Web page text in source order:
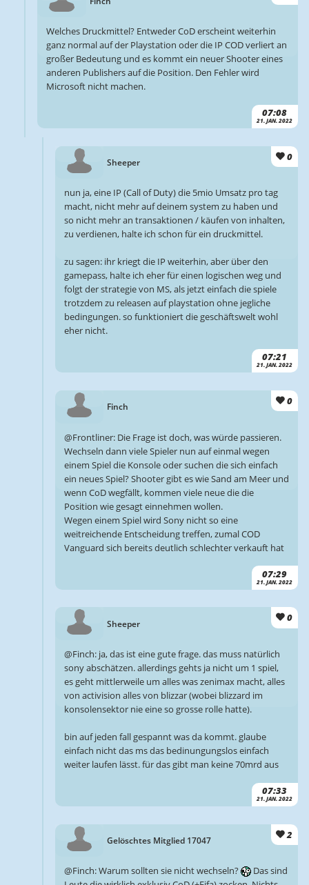
07:08
21. JAN. 2022
Welches Druckmittel? Entweder CoD erscheint weiterhin
ganz normal auf der Playstation oder die IP COD verliert an
großer Bedeutung und es kommt ein neuer Shooter eines
anderen Publishers auf die Position. Den Fehler wird
Microsoft nicht machen.
Sheeper 0
07:21
21. JAN. 2022
nun ja, eine IP (Call of Duty) die 5mio Umsatz pro tag
macht, nicht mehr auf deinem system zu haben und
so nicht mehr an transaktionen / käufen von inhalten,
zu verdienen, halte ich schon für ein druckmittel.
zu sagen: ihr kriegt die IP weiterhin, aber über den
gamepass, halte ich eher für einen logischen weg und
folgt der strategie von MS, als jetzt einfach die spiele
trotzdem zu releasen auf playstation ohne jegliche
bedingungen. so funktioniert die geschäftswelt wohl
eher nicht.
Finch 0
07:29
21. JAN. 2022
@Frontliner: Die Frage ist doch, was würde passieren.
Wechseln dann viele Spieler nun auf einmal wegen
einem Spiel die Konsole oder suchen die sich einfach
ein neues Spiel? Shooter gibt es wie Sand am Meer und
wenn CoD wegfällt, kommen viele neue die die
Position wie gesagt einnehmen wollen.
Wegen einem Spiel wird Sony nicht so eine
weitreichende Entscheidung treffen, zumal COD
Vanguard sich bereits deutlich schlechter verkauft hat
Sheeper 0
07:33
21. JAN. 2022
@Finch: ja, das ist eine gute frage. das muss natürlich
sony abschätzen. allerdings gehts ja nicht um 1 spiel,
es geht mittlerweile um alles was zenimax macht, alles
von activision alles von blizzar (wobei blizzard im
konsolensektor nie eine so grosse rolle hatte).
bin auf jeden fall gespannt was da kommt. glaube
einfach nicht das ms das bedinungungslos einfach
weiter laufen lässt. für das gibt man keine 70mrd aus
Gelöschtes Mitglied 17047 2
@Finch: Warum sollten sie nicht wechseln?
Das sind